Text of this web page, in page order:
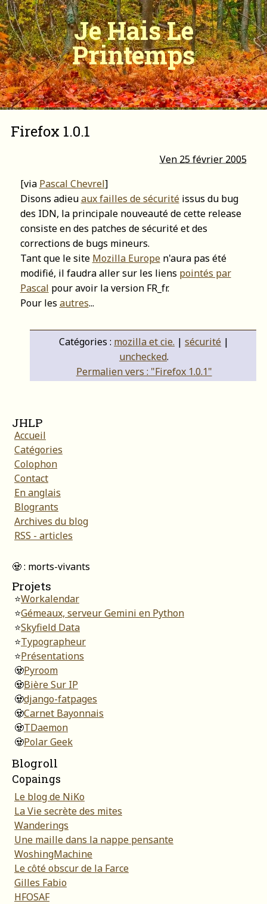
Je Hais Le
Printemps
Firefox 1.0.1
Ven 25 février 2005
[via Pascal Chevrel]
Disons adieuaux failles de sécuritéissus du bug
des IDN, la principale nouveauté de cette release
consiste en des patches de sécurité et des
corrections de bugs mineurs.
Tant que le site Mozilla Europen'aura pas été
modifié, il faudra aller sur les liens pointés par
Pascal pour avoir la version FR_fr.
Pour les autres...
Catégories : mozilla et cie. |sécurité |
unchecked.
Permalien vers : "Firefox 1.0.1"
JHLP
Accueil
Catégories
Colophon
Contact
En anglais
Blogrants
Archives du blog
RSS - articles
🧟 : morts-vivants
Projets
⭐Workalendar
⭐Gémeaux, serveur Gemini en Python
⭐Skyfield Data
⭐Typographeur
⭐Présentations
🧟Pyroom
🧟Bière Sur IP
🧟django-fatpages
🧟Carnet Bayonnais
🧟TDaemon
🧟Polar Geek
Blogroll
Copaings
Le blog de NiKo
La Vie secrète des mites
Wanderings
Une maille dans la nappe pensante
WoshingMachine
Le côté obscur de la Farce
Gilles Fabio
HFOSAF